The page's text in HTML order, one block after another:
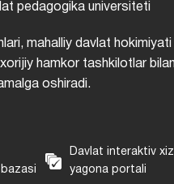
pedagogika universiteti
mahalliy davlat hokimiyati
hamkor tashkilotlar
oshiradi.
bazasi
Davlat interaktiv
yagona portali